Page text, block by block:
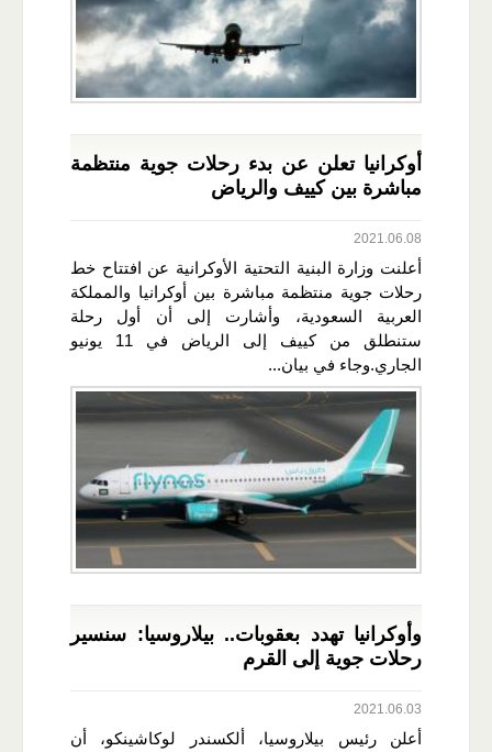
أوكرانيا تعلن عن بدء رحلات جوية منتظمة
مباشرة بين كييف والرياض
2021.06.08
أعلنت وزارة البنية التحتية الأوكرانية عن افتتاح خط
رحلات جوية منتظمة مباشرة بين أوكرانيا والمملكة
العربية السعودية، وأشارت إلى أن أول رحلة
ستنطلق من كييف إلى الرياض في 11 يونيو
الجاري.وجاء في بيان...
وأوكرانيا تهدد بعقوبات.. بيلاروسيا: سنسير
رحلات جوية إلى القرم
2021.06.03
أعلن رئيس بيلاروسيا، ألكسندر لوكاشينكو، أن